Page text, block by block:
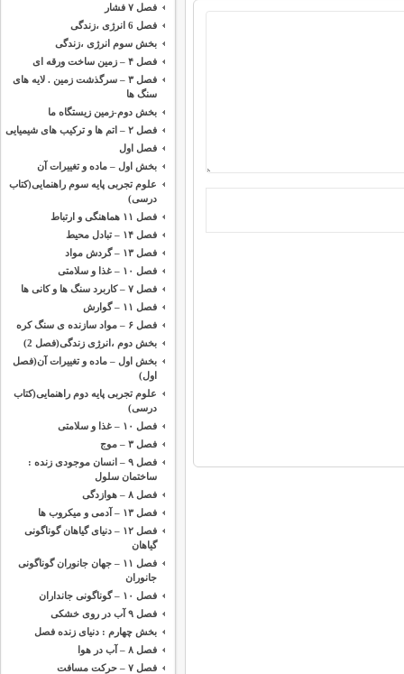
فصل ۷ فشار
فصل 6 انرژی ،‌زندگی
بخش سوم انرژی ،‌زندگی
فصل ۴ – زمین ساخت ورقه ای
فصل ۳ – سرگذشت زمین . لایه های
سنگ ها
بخش دوم-زمین زیستگاه ما
فصل ۲ – اتم ها و ترکیب های شیمیایی
فصل اول
بخش اول – ماده و تغییرات آن
علوم تجربی پایه سوم راهنمایی(کتاب
درسی)
فصل ۱۱ هماهنگی و ارتباط
فصل ۱۴ – تبادل محیط
فصل ۱۳ – گردش مواد
فصل ۱۰ – غذا و سلامتی
فصل ۷ – کاربرد سنگ ها و کانی ها
فصل ۱۱ – گوارش
فصل ۶ – مواد سازنده ی سنگ کره
بخش دوم ،‌انرژی زندگی(فصل 2)
بخش اول – ماده و تغییرات آن(فصل
اول)
علوم تجربی پایه دوم راهنمایی(کتاب
درسی)
فصل ۱۰ – غذا و سلامتی
فصل ۳ – موج
فصل ۹ – انسان موجودی زنده :
ساختمان سلول
فصل ۸ – هوازدگی
فصل ۱۳ – آدمی و میکروب ها
فصل ۱۲ – دنیای گیاهان گوناگونی
گیاهان
فصل ۱۱ – جهان جانوران گوناگونی
جانوران
فصل ۱۰ – گوناگونی جانداران
فصل ۹ آب در روی خشکی
بخش چهارم : دنیای زنده فصل
فصل ۸ – آب در هوا
فصل ۷ – حرکت مسافت